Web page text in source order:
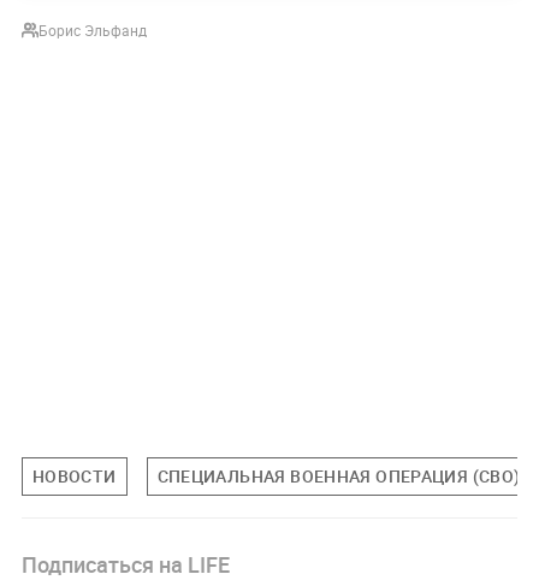
Борис Эльфанд
НОВОСТИ СПЕЦИАЛЬНАЯ ВОЕННАЯ ОПЕРАЦИЯ (СВО)
Подписаться на LIFE